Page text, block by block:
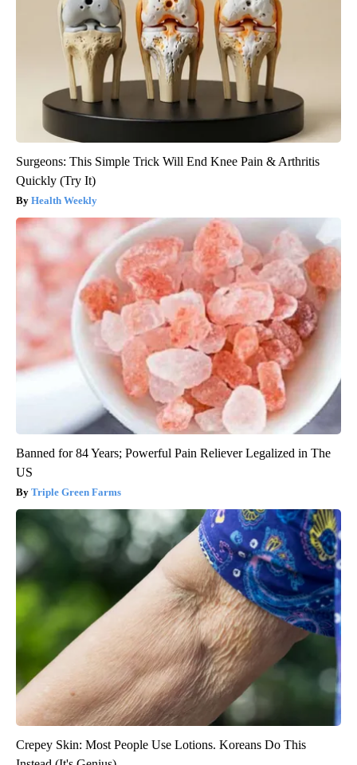
Surgeons: This Simple Trick Will End Knee Pain & Arthritis
Quickly (Try It)
Health Weekly
Banned for 84 Years; Powerful Pain Reliever Legalized in The
US
Triple Green Farms
Crepey Skin: Most People Use Lotions. Koreans Do This